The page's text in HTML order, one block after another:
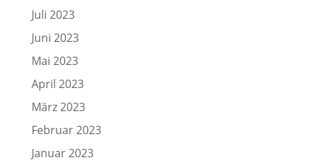
Juli 2023
Juni 2023
Mai 2023
April 2023
März 2023
Februar 2023
Januar 2023